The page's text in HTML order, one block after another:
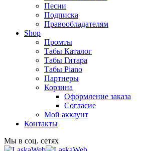
Песни
Подписка
Правообладателям
Shop
Промты
Табы Каталог
Табы Гитара
Табы Piano
Партнеры
Корзина
Оформление заказа
Согласие
Мой аккаунт
Контакты
Мы в соц. сетях